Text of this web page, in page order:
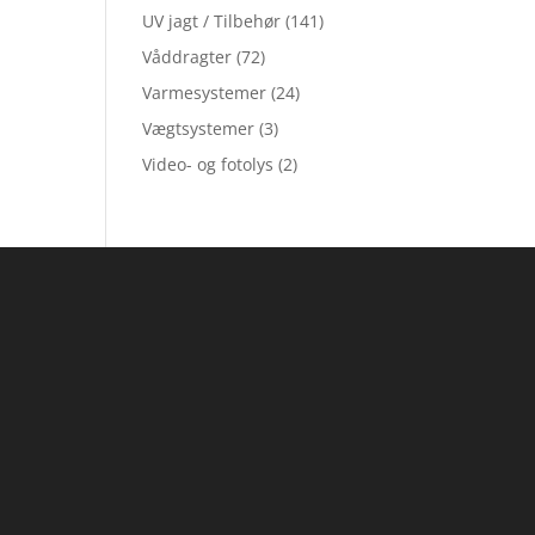
UV jagt / Tilbehør (141)
Våddragter (72)
Varmesystemer (24)
Vægtsystemer (3)
Video- og fotolys (2)